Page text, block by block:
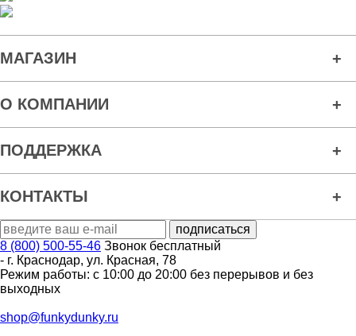
МАГАЗИН
О КОМПАНИИ
ПОДДЕРЖКА
КОНТАКТЫ
8 (800) 500-55-46 Звонок бесплатный
- г. Краснодар, ул. Красная, 78
Режим работы: с 10:00 до 20:00 без перерывов и без
выходных
shop@funkydunky.ru